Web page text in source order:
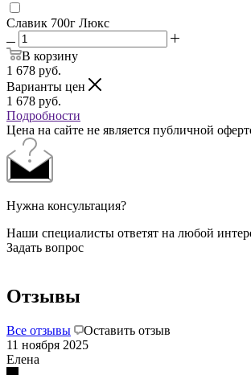
Славик 700г Люкс
В корзину
1 678 руб.
Варианты цен
1 678 руб.
Подробности
Цена на сайте не является публичной
Нужна консультация?
Наши специалисты ответят на любой
Задать вопрос
Отзывы
Все отзывы
Оставить отзыв
11 ноября 2025
Елена